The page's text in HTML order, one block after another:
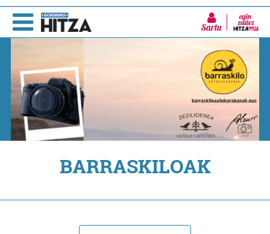
Sartu
BARRASKILOAK